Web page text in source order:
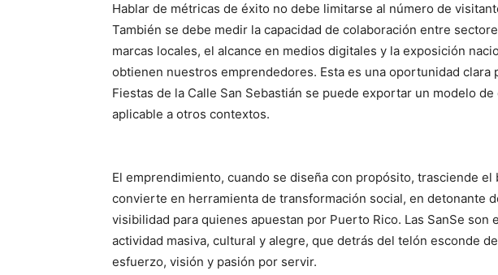
Hablar de métricas de éxito no debe limitarse al número de
También se debe medir la capacidad de colaboración entre
marcas locales, el alcance en medios digitales y la exposición
obtienen nuestros emprendedores. Esta es una oportunidad clara
Fiestas de la Calle San Sebastián se puede exportar un modelo
aplicable a otros contextos.
El emprendimiento, cuando se diseña con propósito, trasciende
convierte en herramienta de transformación social, en detonante
visibilidad para quienes apuestan por Puerto Rico. Las SanSe son
actividad masiva, cultural y alegre, que detrás del telón esconde
esfuerzo, visión y pasión por servir.